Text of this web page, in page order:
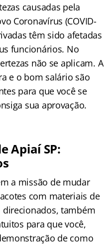
causadas pela
Coronavírus (COVID-
têm sido afetadas
funcionários. No
não se aplicam. A
e o bom salário são
para que você se
sua aprovação.
Apiaí SP:
a missão de mudar
com materiais de
também
para que você,
de como